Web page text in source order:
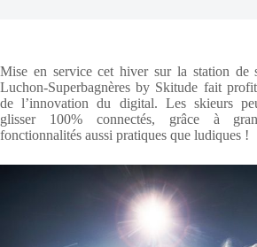
Mise en service cet hiver sur la station de
Luchon-Superbagnères by Skitude fait
de l’innovation du digital. Les skieurs
glisser 100% connectés, grâce à
fonctionnalités aussi pratiques que ludiques !